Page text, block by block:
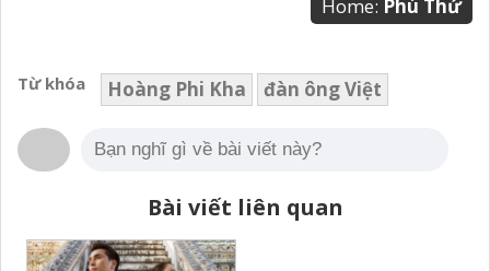
Home: Phú Thứ
Từ khóa Hoàng Phi Kha đàn ông Việt
Bài viết liên quan